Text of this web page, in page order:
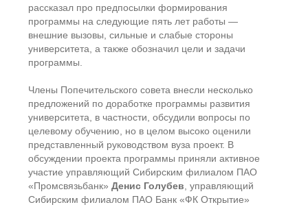
рассказал про предпосылки формирования
программы на следующие пять лет работы —
внешние вызовы, сильные и слабые стороны
университета, а также обозначил цели и задачи
программы.
Члены Попечительского совета внесли несколько
предложений по доработке программы развития
университета, в частности, обсудили вопросы по
целевому обучению, но в целом высоко оценили
представленный руководством вуза проект. В
обсуждении проекта программы приняли активное
участие управляющий Сибирским филиалом ПАО
«Промсвязьбанк» Денис Голубев , управляющий
Сибирским филиалом ПАО Банк «ФК Открытие»